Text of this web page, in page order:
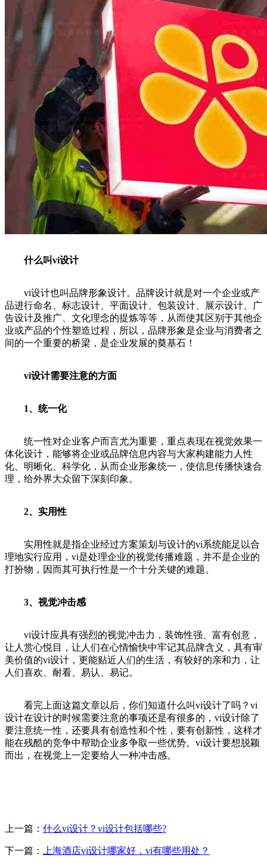
什么叫vi设计
vi设计也叫品牌形象设计。品牌设计就是对一个企业或产
品进行命名、标志设计、平面设计、包装设计、展示设计、广
告设计及推广、文化理念的提炼等等，从而使其区别于其他企
业或产品的个性塑造过程，所以，品牌形象是企业与消费者之
间的一个重要的桥梁，是企业发展的奠基石！
vi设计需要注意的方面
1、统一化
统一性对企业客户而言尤为重要，重点表现在视觉效果一
体化设计，能够将企业或品牌信息内容与大家构建能力人性
化、明晰化、科学化，从而企业形象统一，使信息传播快速合
理，给外界大众留下深刻印象。
2、实用性
实用性就是指企业经过方案策划与设计的vi系统能足以合
理地实行应用，vi是处理企业的视觉传播难题，并不是企业的
打扮物，因而其可执行性是一个十分关键的难题。
3、视觉冲击感
vi设计应具有强烈的视觉冲击力，装饰性强、富有创意，
让人赏心悦目，让人们在心情愉快中牢记其品牌含义，具有审
美价值的vi设计，更能贴近人们的生活，有较好的亲和力，让
人们喜欢、耐看、易认、易记。
看完上面这篇文章以后，你们知道什么叫vi设计了吗？vi
设计在设计的时候需要注意的事项还是有很多的，vi设计除了
要注意统一性，还要具有创造性和个性，要有创新性，这样才
能在残酷的竞争中帮助企业多争取一些优势。vi设计要想脱颖
而出，在视觉上一定要给人一种冲击感。
上一篇： 什么vi设计？vi设计包括哪些?
下一篇： 上海酒店vi设计哪家好，vi有哪些用处？